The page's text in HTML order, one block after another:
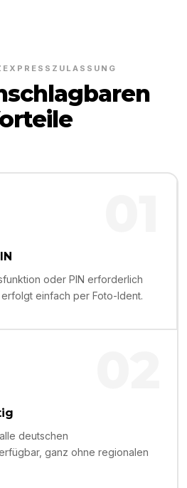
oder PIN erforderlich
einfach per Foto-Ident.
deutschen
ganz ohne regionalen